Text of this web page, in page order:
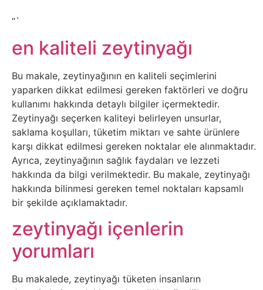
Sosyal
Din
Dokümanlar
Domain
Download
E-
Devlet
Eğitim
“`
en kaliteli zeytinyağı
Bu makale, zeytinyağının en kaliteli seçimlerini
yaparken dikkat edilmesi gereken faktörleri ve doğru
kullanımı hakkında detaylı bilgiler içermektedir.
Zeytinyağı seçerken kaliteyi belirleyen unsurlar,
saklama koşulları, tüketim miktarı ve sahte ürünlere
karşı dikkat edilmesi gereken noktalar ele alınmaktadır.
Ayrıca, zeytinyağının sağlık faydaları ve lezzeti
hakkında da bilgi verilmektedir. Bu makale, zeytinyağı
hakkında bilinmesi gereken temel noktaları kapsamlı
bir şekilde açıklamaktadır.
zeytinyağı içenlerin
yorumları
Bu makalede, zeytinyağı tüketen insanların